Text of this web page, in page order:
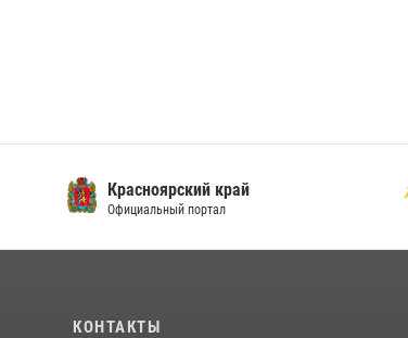
Красноярский край
Официальный портал
КОНТАКТЫ